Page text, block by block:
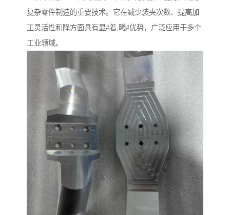
复杂零件制造的重要技术。它在减少装夹次数、提高加
工灵活性和降方面具有显#着,曦#优势，广泛应用于多个
工业领域。